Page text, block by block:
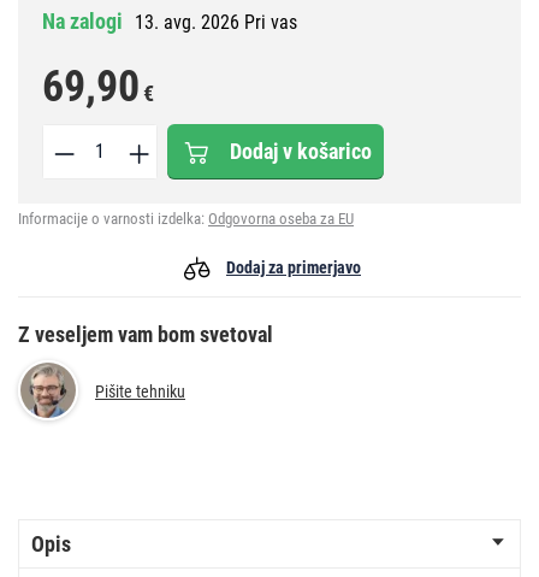
Na zalogi 13. avg. 2026 Pri vas
69,90€
Dodaj v košarico
Informacije o varnosti izdelka: Odgovorna oseba za EU
Dodaj za primerjavo
Z veseljem vam bom svetoval
Pišite tehniku
Opis